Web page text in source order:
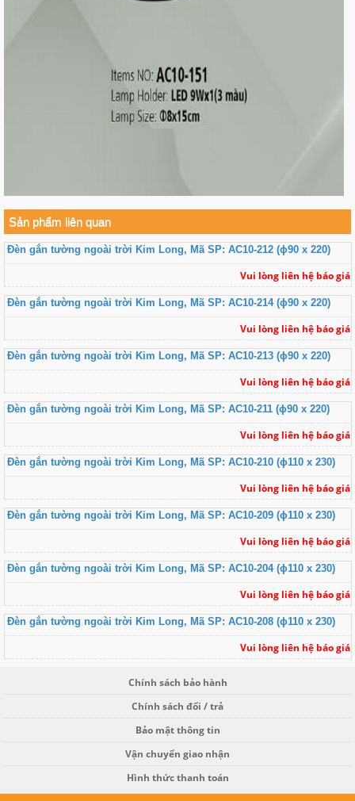
Sản phẩm liên quan
Đèn gắn tường ngoài trời Kim Long, Mã SP: AC10-212 (ɸ90 x 220)
Vui lòng liên hệ báo giá
Đèn gắn tường ngoài trời Kim Long, Mã SP: AC10-214 (ɸ90 x 220)
Vui lòng liên hệ báo giá
Đèn gắn tường ngoài trời Kim Long, Mã SP: AC10-213 (ɸ90 x 220)
Vui lòng liên hệ báo giá
Đèn gắn tường ngoài trời Kim Long, Mã SP: AC10-211 (ɸ90 x 220)
Vui lòng liên hệ báo giá
Đèn gắn tường ngoài trời Kim Long, Mã SP: AC10-210 (ɸ110 x 230)
Vui lòng liên hệ báo giá
Đèn gắn tường ngoài trời Kim Long, Mã SP: AC10-209 (ɸ110 x 230)
Vui lòng liên hệ báo giá
Đèn gắn tường ngoài trời Kim Long, Mã SP: AC10-204 (ɸ110 x 230)
Vui lòng liên hệ báo giá
Đèn gắn tường ngoài trời Kim Long, Mã SP: AC10-208 (ɸ110 x 230)
Vui lòng liên hệ báo giá
Chính sách bảo hành
Chính sách đổi / trả
Bảo mật thông tin
Vận chuyển giao nhận
Hình thức thanh toán